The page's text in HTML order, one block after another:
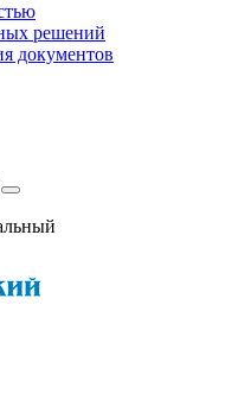
решений
документов